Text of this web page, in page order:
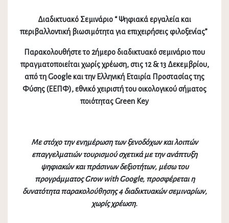
Διαδικτυακό Σεμινάριο “Ψηφιακά εργαλεία και
περιβαλλοντική βιωσιμότητα για επιχειρήσεις φιλοξενίας”
Παρακολουθήστε το 2ήμερο διαδικτυακό σεμινάριο που
πραγματοποιείται χωρίς χρέωση, στις 12 & 13 Δεκεμβρίου,
από τη Google και την Ελληνική Εταιρία Προστασίας της
Φύσης (ΕΕΠΦ), εθνικό χειριστή του οικολογικού σήματος
ποιότητας Green Key
Με στόχο την ενημέρωση των ξενοδόχων και λοιπών
επαγγελματιών τουρισμού σχετικά με την ανάπτυξη
ψηφιακών και πράσινων δεξιοτήτων, μέσω του
προγράμματος Grow with Google, προσφέρεται η
δυνατότητα παρακολούθησης 4 διαδικτυακών σεμιναρίων,
χωρίς χρέωση.